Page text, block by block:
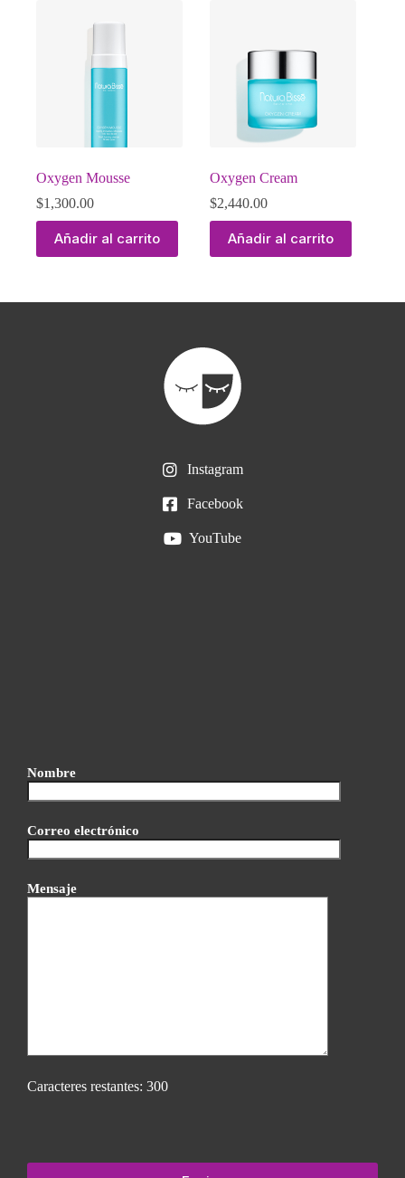
Oxygen Mousse
$1,300.00
Añadir al carrito
Oxygen Cream
$2,440.00
Añadir al carrito
Instagram
Facebook
YouTube
Nombre
Correo electrónico
Mensaje
Caracteres restantes: 300